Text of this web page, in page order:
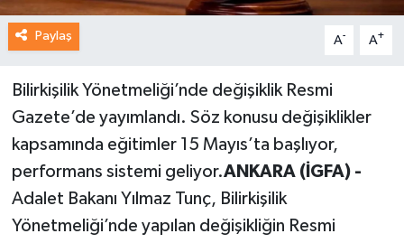
Paylaş A- A+
Bilirkişilik Yönetmeliği’nde değişiklik Resmi
Gazete’de yayımlandı. Söz konusu değişiklikler
kapsamında eğitimler 15 Mayıs’ta başlıyor,
performans sistemi geliyor.ANKARA (İGFA) -
Adalet Bakanı Yılmaz Tunç, Bilirkişilik
Yönetmeliği’nde yapılan değişikliğin Resmi